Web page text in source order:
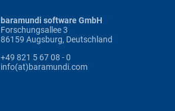
baramundi software GmbH
Forschungsallee 3
86159 Augsburg, Deutschland
+49 821 5 67 08 - 0
info(at)baramundi.com